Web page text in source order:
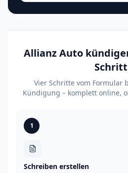
Allianz Auto
Schritt
Vier Schritte vom Formular
Kündigung – komplett online,
1
Schreiben erstellen